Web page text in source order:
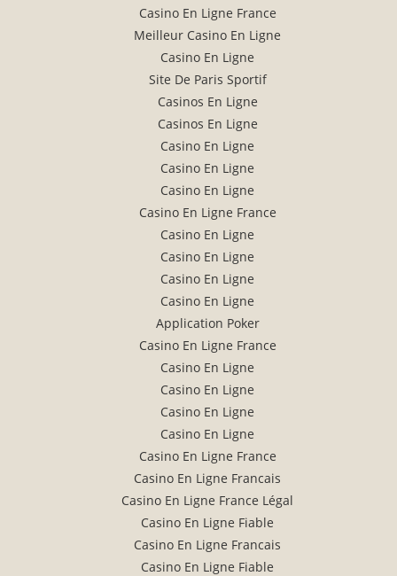
Casino En Ligne France
Meilleur Casino En Ligne
Casino En Ligne
Site De Paris Sportif
Casinos En Ligne
Casinos En Ligne
Casino En Ligne
Casino En Ligne
Casino En Ligne
Casino En Ligne France
Casino En Ligne
Casino En Ligne
Casino En Ligne
Casino En Ligne
Application Poker
Casino En Ligne France
Casino En Ligne
Casino En Ligne
Casino En Ligne
Casino En Ligne
Casino En Ligne France
Casino En Ligne Francais
Casino En Ligne France Légal
Casino En Ligne Fiable
Casino En Ligne Francais
Casino En Ligne Fiable